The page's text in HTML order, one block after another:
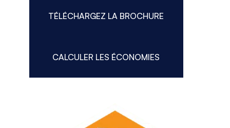
TÉLÉCHARGEZ LA BROCHURE
CALCULER LES ÉCONOMIES